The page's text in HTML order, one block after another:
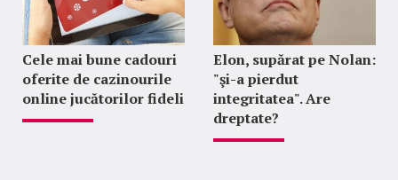
Cele mai bune cadouri
oferite de cazinourile
online jucătorilor fideli
Elon, supărat pe Nolan:
"şi-a pierdut
integritatea". Are
dreptate?